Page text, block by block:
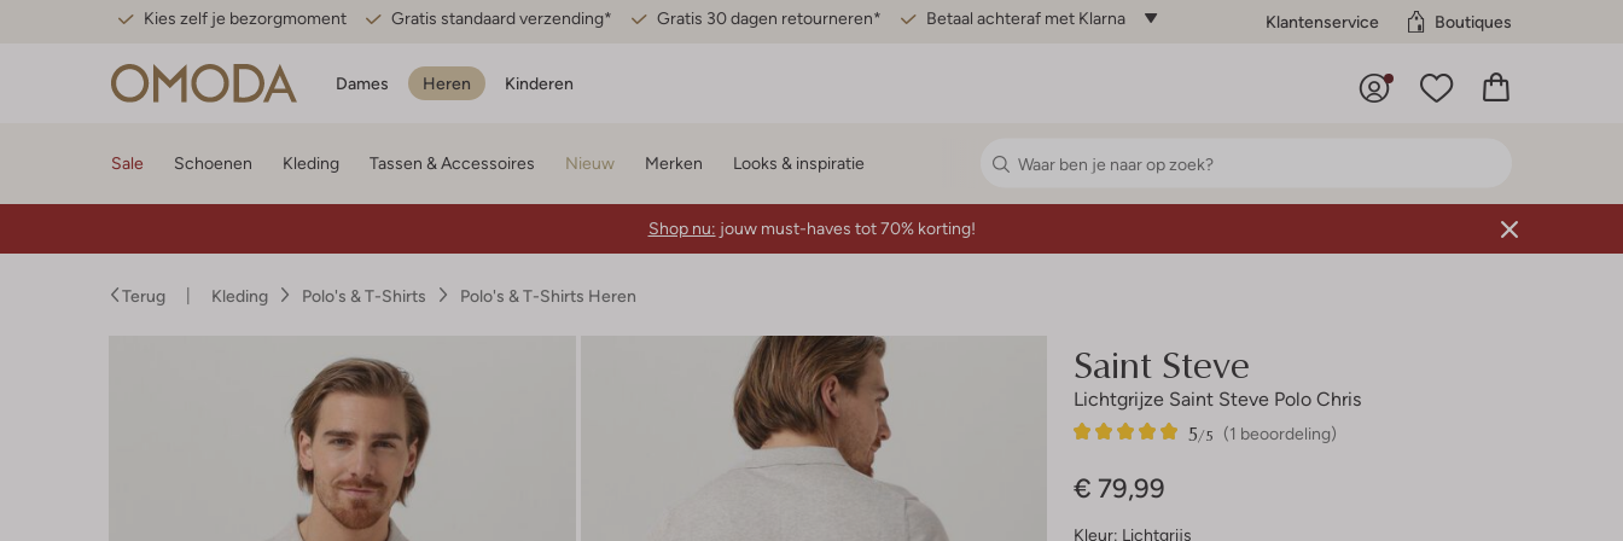
Kies zelf je bezorgmoment Gratis standaard verzending* Gratis 30 dagen retourneren* Betaal achteraf met Klarna Klantenservice Boutiques
Dames Heren Kinderen
Sale Schoenen Kleding Tassen & Accessoires Nieuw Merken Looks & inspiratie
Shop nu: jouw must-haves tot 70% korting!
Terug Kleding Polo's & T-Shirts Polo's & T-Shirts Heren
Saint Steve
Lichtgrijze Saint Steve Polo Chris
(1 beoordeling)
5/5
1
5
€ 79,99
Kleur: Lichtgrijs